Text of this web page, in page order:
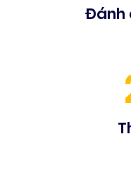
Đánh